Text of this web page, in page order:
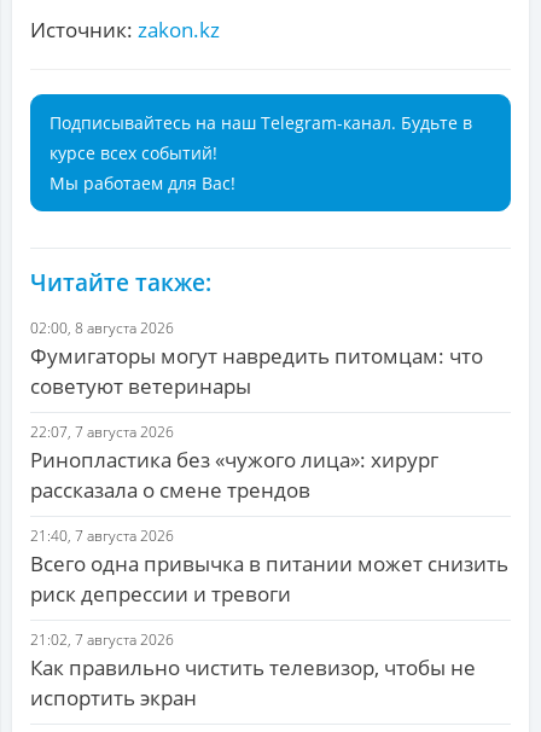
Источник: zakon.kz
Подписывайтесь на наш Telegram-канал. Будьте в
курсе всех событий!
Мы работаем для Вас!
Читайте также:
02:00, 8 августа 2026
Фумигаторы могут навредить питомцам: что
советуют ветеринары
22:07, 7 августа 2026
Ринопластика без «чужого лица»: хирург
рассказала о смене трендов
21:40, 7 августа 2026
Всего одна привычка в питании может снизить
риск депрессии и тревоги
21:02, 7 августа 2026
Как правильно чистить телевизор, чтобы не
испортить экран